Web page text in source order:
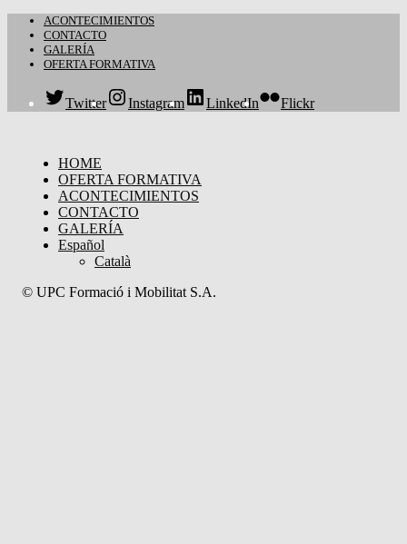
ACONTECIMIENTOS
CONTACTO
GALERÍA
OFERTA FORMATIVA
Twitter Instagram LinkedIn Flickr
HOME
OFERTA FORMATIVA
ACONTECIMIENTOS
CONTACTO
GALERÍA
Español
Català
© UPC Formació i Mobilitat S.A.